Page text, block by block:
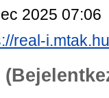
2025 07:06
real-